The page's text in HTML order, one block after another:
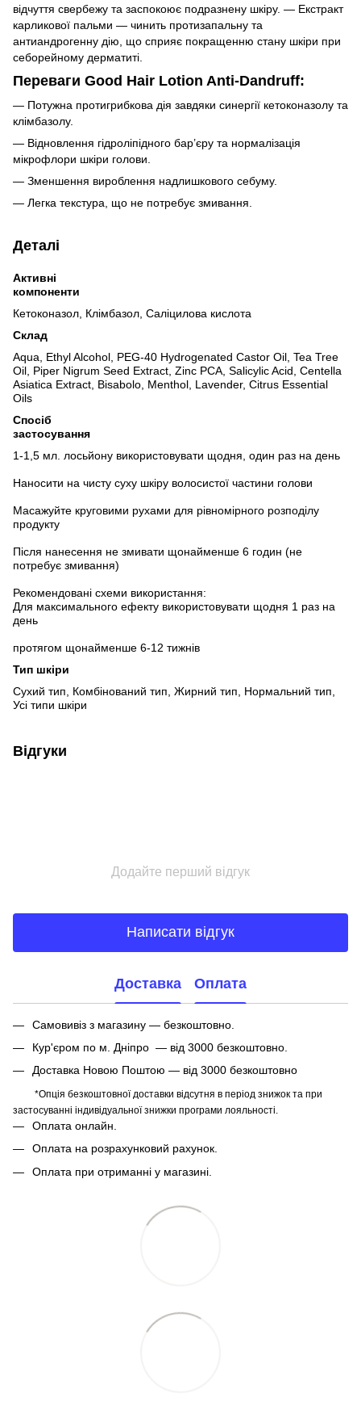
відчуття свербежу та заспокоює подразнену шкіру. — Екстракт
карликової пальми — чинить протизапальну та
антиандрогенну дію, що сприяє покращенню стану шкіри при
себорейному дерматиті.
Переваги Good Hair Lotion Anti-Dandruff:
— Потужна протигрибкова дія завдяки синергії кетоконазолу та
клімбазолу.
— Відновлення гідроліпідного бар’єру та нормалізація
мікрофлори шкіри голови.
— Зменшення вироблення надлишкового себуму.
— Легка текстура, що не потребує змивання.
Деталі
Активні
компоненти
Кетоконазол, Клімбазол, Саліцилова кислота
Склад
Aqua, Ethyl Alcohol, PEG-40 Hydrogenated Castor Oil, Tea Tree
Oil, Piper Nigrum Seed Extract, Zinc PCA, Salicylic Acid, Centella
Asiatica Extract, Bisabolo, Menthol, Lavender, Citrus Essential
Oils
Спосіб
застосування
1-1,5 мл. лосьйону використовувати щодня, один раз на день
Наносити на чисту суху шкіру волосистої частини голови
Масажуйте круговими рухами для рівномірного розподілу
продукту
Після нанесення не змивати щонайменше 6 годин (не
потребує змивання)
Рекомендовані схеми використання:
Для максимального ефекту використовувати щодня 1 раз на
день
протягом щонайменше 6-12 тижнів
Тип шкіри
Cухий тип, Комбінований тип, Жирний тип, Нормальний тип,
Усі типи шкіри
Відгуки
Додайте перший відгук
Написати відгук
Доставка Оплата
Самовивіз з магазину — безкоштовно.
Кур'єром по м. Дніпро — від 3000 безкоштовно.
Доставка Новою Поштою — від 3000 безкоштовно
*Опція безкоштовної доставки відсутня в період знижок та при
застосуванні індивідуальної знижки програми лояльності.
Оплата онлайн.
Оплата на розрахунковий рахунок.
Оплата при отриманні у магазині.